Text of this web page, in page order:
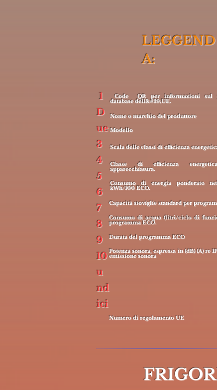
LEGGEND
A:
1
D
ue
3
4
5
6
7
8
9
10
u
nd
ici
Code QR per informazioni sul
database dell&#39;UE.
Nome o marchio del produttore
Modello
Scala delle classi di efficienza
Classe di efficienza
apparecchiatura.
Consumo di energia ponderato
kWh/100 ECO.
Capacità stoviglie standard per
Consumo di acqua (litri/ciclo di
programma ECO.
Durata del programma ECO
Potenza sonora, espressa in (dB) (A) re
emissione sonora
Numero di regolamento UE